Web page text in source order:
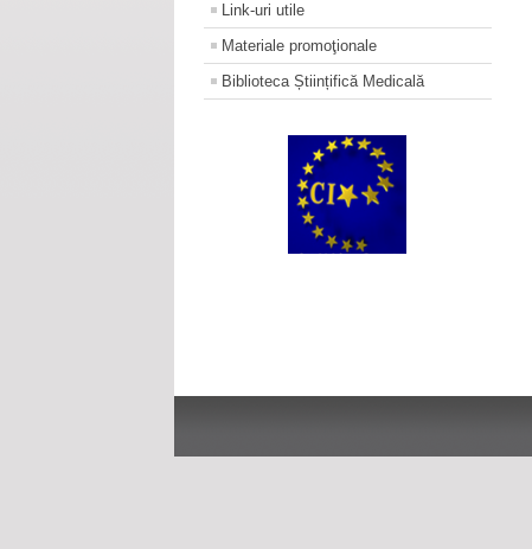
Link-uri utile
Materiale promoţionale
Biblioteca Științifică Medicală